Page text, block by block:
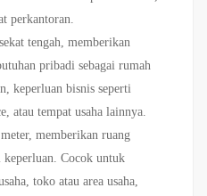
perkantoran.
tengah, memberikan
pribadi sebagai rumah
keperluan bisnis seperti
atau tempat usaha lainnya.
memberikan ruang
Cocok untuk
toko atau area usaha,